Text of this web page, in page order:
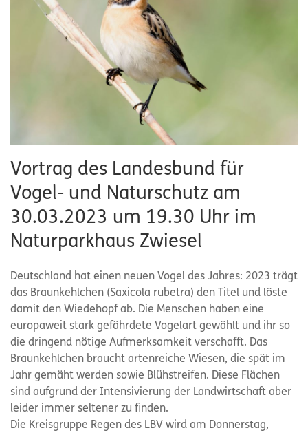
Vortrag des Landesbund für
Vogel- und Naturschutz am
30.03.2023 um 19.30 Uhr im
Naturparkhaus Zwiesel
Deutschland hat einen neuen Vogel des Jahres: 2023 trägt
das Braunkehlchen (Saxicola rubetra) den Titel und löste
damit den Wiedehopf ab. Die Menschen haben eine
europaweit stark gefährdete Vogelart gewählt und ihr so
die dringend nötige Aufmerksamkeit verschafft. Das
Braunkehlchen braucht artenreiche Wiesen, die spät im
Jahr gemäht werden sowie Blühstreifen. Diese Flächen
sind aufgrund der Intensivierung der Landwirtschaft aber
leider immer seltener zu finden.
Die Kreisgruppe Regen des LBV wird am Donnerstag,